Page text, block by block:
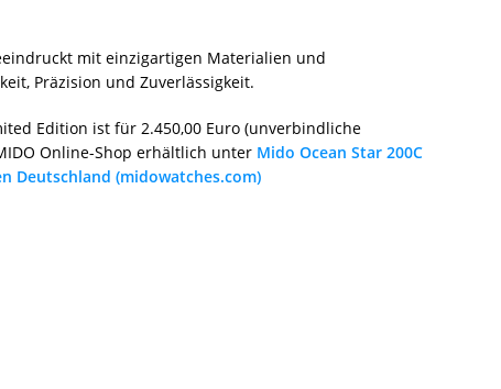
mit einzigartigen Materialien und
Präzision und Zuverlässigkeit.
Edition ist für 2.450,00 Euro (unverbindliche
Online-Shop erhältlich unter Mido Ocean Star 200C
Deutschland (midowatches.com)